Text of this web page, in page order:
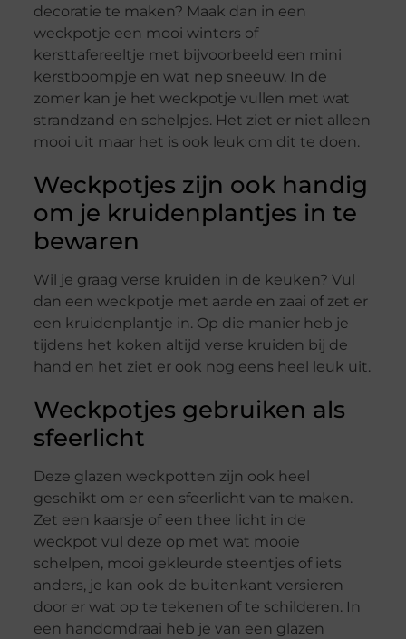
decoratie te maken? Maak dan in een
weckpotje een mooi winters of
kersttafereeltje met bijvoorbeeld een mini
kerstboompje en wat nep sneeuw. In de
zomer kan je het weckpotje vullen met wat
strandzand en schelpjes. Het ziet er niet alleen
mooi uit maar het is ook leuk om dit te doen.
Weckpotjes zijn ook handig
om je kruidenplantjes in te
bewaren
Wil je graag verse kruiden in de keuken? Vul
dan een weckpotje met aarde en zaai of zet er
een kruidenplantje in. Op die manier heb je
tijdens het koken altijd verse kruiden bij de
hand en het ziet er ook nog eens heel leuk uit.
Weckpotjes gebruiken als
sfeerlicht
Deze glazen weckpotten zijn ook heel
geschikt om er een sfeerlicht van te maken.
Zet een kaarsje of een thee licht in de
weckpot vul deze op met wat mooie
schelpen, mooi gekleurde steentjes of iets
anders, je kan ook de buitenkant versieren
door er wat op te tekenen of te schilderen. In
een handomdraai heb je van een glazen